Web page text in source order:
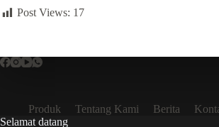
Post Views: 17
Produk Tentang Kami Berita
Selamat datang